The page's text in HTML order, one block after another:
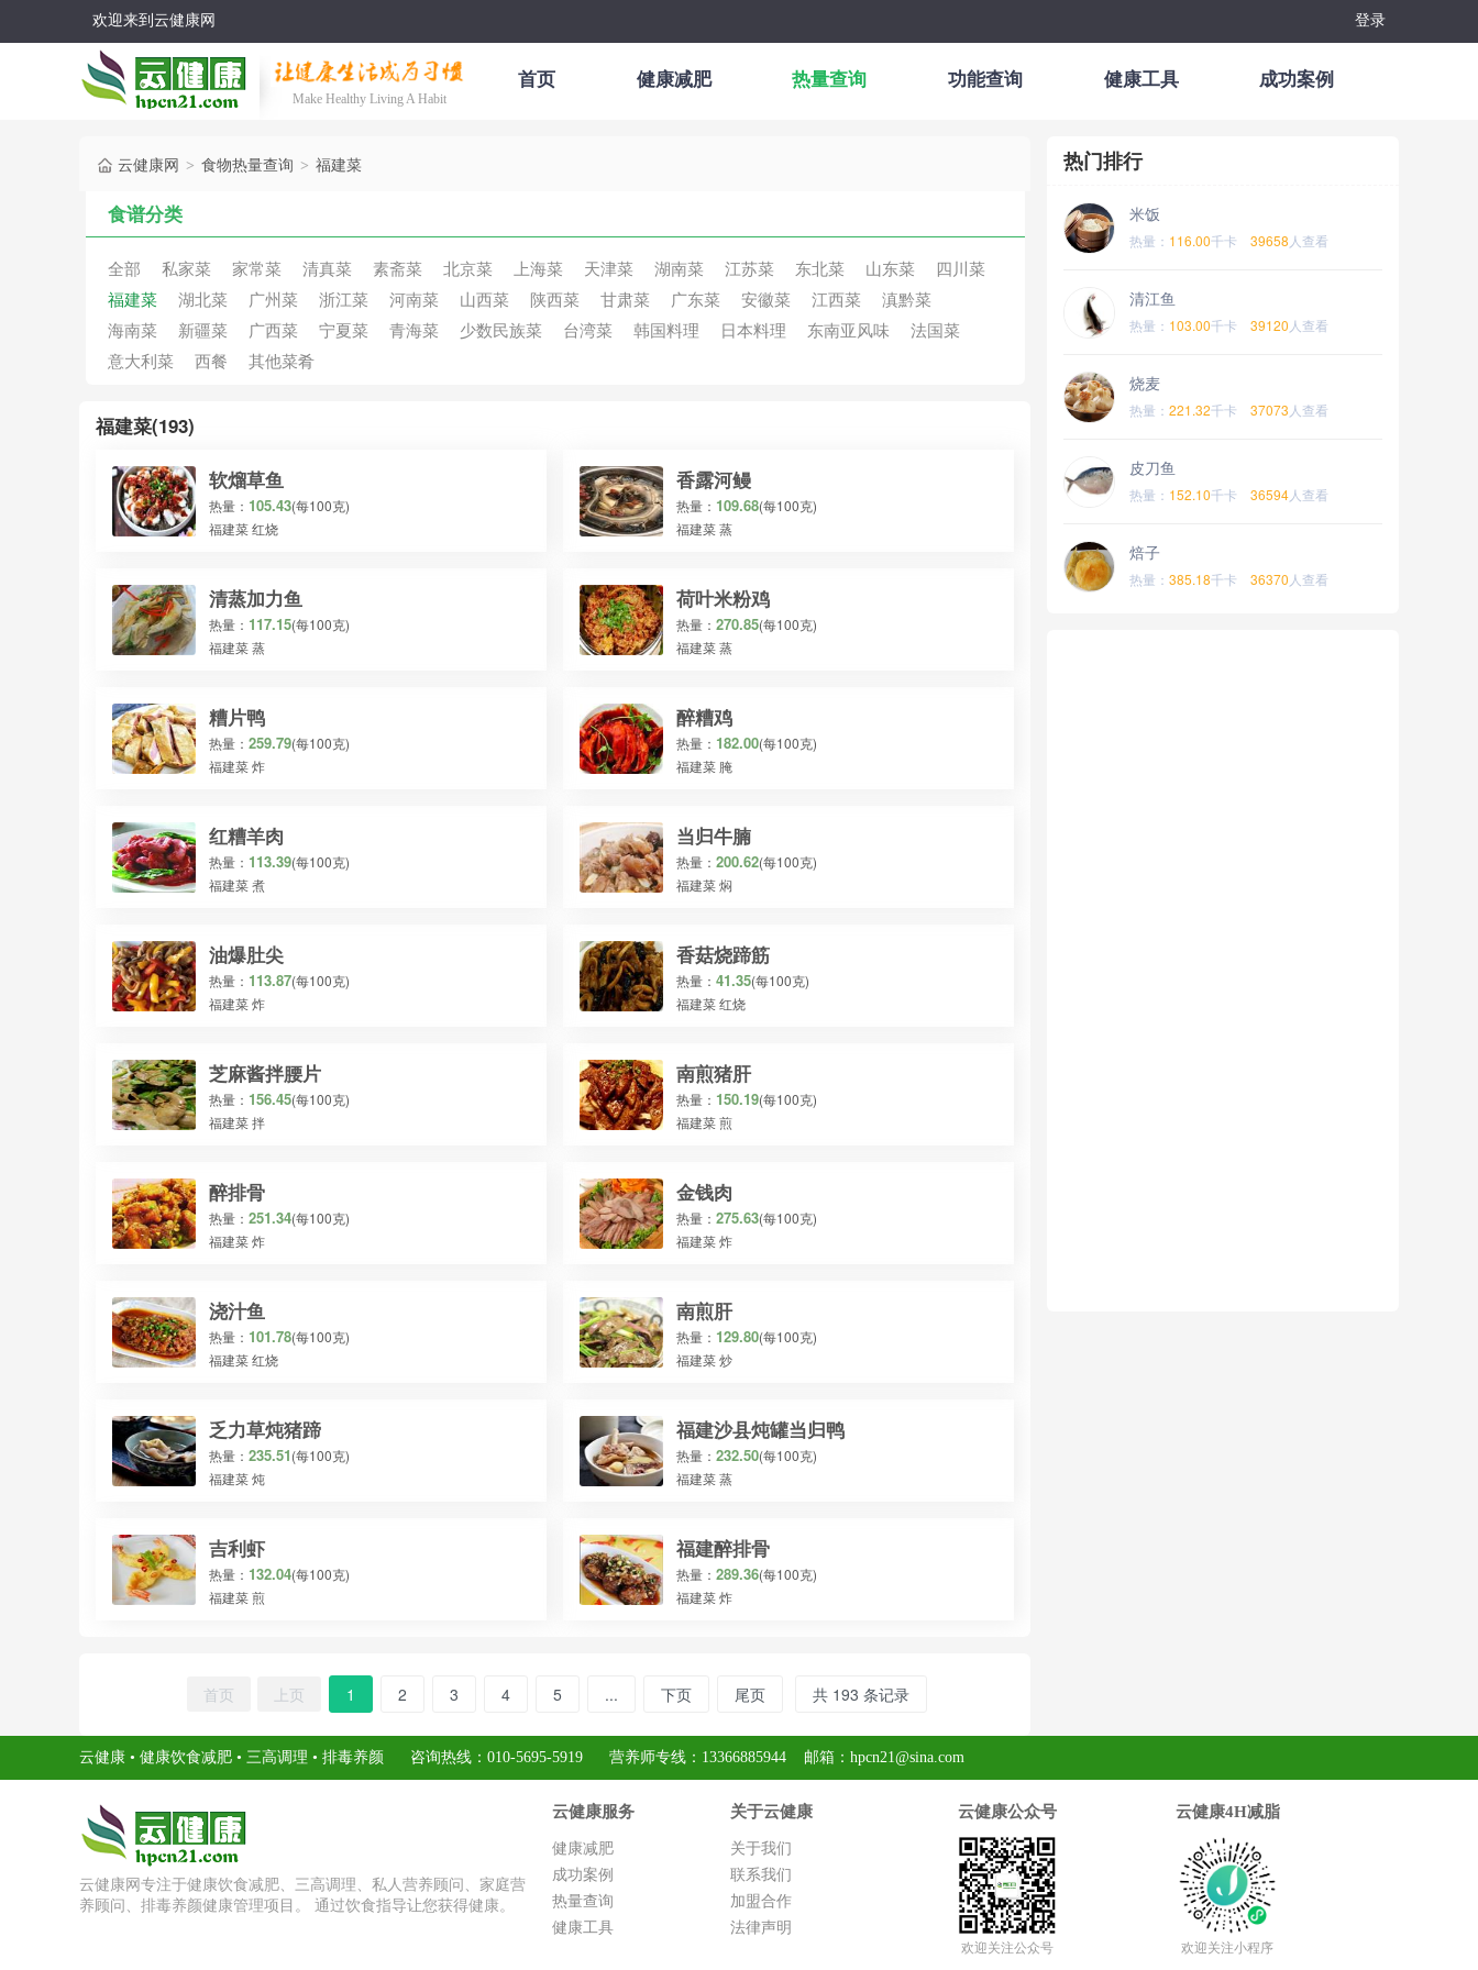
欢迎来到云健康网 登录
Make Healthy Living A Habit
首页 健康减肥 热量查询 功能查询 健康工具 成功案例
云健康网 > 食物热量查询 > 福建菜
食谱分类
全部 私家菜 家常菜 清真菜 素斋菜 北京菜 上海菜 天津菜 湖南菜 江苏菜 东北菜 山东菜
四川菜
福建菜
湖北菜 广州菜 浙江菜 河南菜 山西菜 陕西菜 甘肃菜 广东菜 安徽菜 江西菜
滇黔菜
海南菜
新疆菜 广西菜 宁夏菜 青海菜 少数民族菜 台湾菜 韩国料理 日本料理 东南亚风味
法国菜
意大利菜
西餐 其他菜肴
福建菜(193)
软熘草鱼
热量： 105.43(每100克)
福建菜 红烧
香露河鳗
热量： 109.68(每100克)
福建菜 蒸
清蒸加力鱼
热量： 117.15(每100克)
福建菜 蒸
荷叶米粉鸡
热量： 270.85(每100克)
福建菜 蒸
糟片鸭
热量： 259.79(每100克)
福建菜 炸
醉糟鸡
热量： 182.00(每100克)
福建菜 腌
红糟羊肉
热量： 113.39(每100克)
福建菜 煮
当归牛腩
热量： 200.62(每100克)
福建菜 焖
油爆肚尖
热量： 113.87(每100克)
福建菜 炸
香菇烧蹄筋
热量： 41.35(每100克)
福建菜 红烧
芝麻酱拌腰片
热量： 156.45(每100克)
福建菜 拌
南煎猪肝
热量： 150.19(每100克)
福建菜 煎
醉排骨
热量： 251.34(每100克)
福建菜 炸
金钱肉
热量： 275.63(每100克)
福建菜 炸
浇汁鱼
热量： 101.78(每100克)
福建菜 红烧
南煎肝
热量： 129.80(每100克)
福建菜 炒
乏力草炖猪蹄
热量： 235.51(每100克)
福建菜 炖
福建沙县炖罐当归鸭
热量： 232.50(每100克)
福建菜 蒸
吉利虾
热量： 132.04(每100克)
福建菜 煎
福建醉排骨
热量： 289.36(每100克)
福建菜 炸
首页 上页 1 2 3 4 5 ... 下页 尾页 共 193 条记录
热门排行
米饭
热量： 116.00千卡 39658 人查看
清江鱼
热量： 103.00千卡 39120 人查看
烧麦
热量： 221.32千卡 37073 人查看
皮刀鱼
热量： 152.10千卡 36594人查看
焙子
热量： 385.18千卡 36370 人查看
云健康 • 健康饮食减肥 • 三高调理 • 排毒养颜 咨询热线：010-5695-5919 营养师专线：13366885944 邮箱：hpcn21@sina.com
云健康网专注于健康饮食减肥、三高调理、私人营养顾问、家庭营
养顾问、排毒养颜健康管理项目。 通过饮食指导让您获得健康。
云健康服务
健康减肥
成功案例
热量查询
健康工具
关于云健康
关于我们
联系我们
加盟合作
法律声明
云健康公众号
欢迎关注公众号
云健康4H减脂
欢迎关注小程序